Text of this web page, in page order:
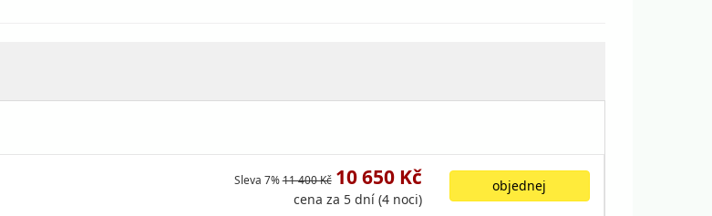
Sleva 7%11 400 Kč 10 650 Kč
cena za 5 dní (4 noci)
objednej